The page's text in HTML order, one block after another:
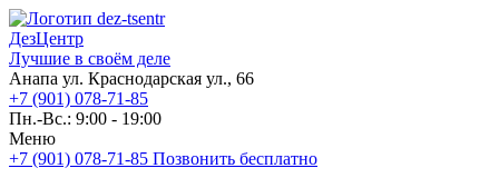
ДезЦентр
Лучшие в своём деле
Анапа ул. Краснодарская ул., 66
+7 (901) 078-71-85
Пн.-Вс.: 9:00 - 19:00
Меню
+7 (901) 078-71-85 Позвонить бесплатно